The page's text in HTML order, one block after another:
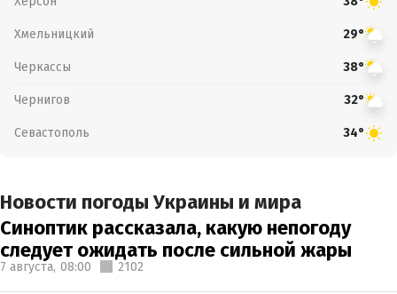
Хмельницкий 29°
Черкассы 38°
Чернигов 32°
Севастополь 34°
Новости погоды Украины и мира
Синоптик рассказала, какую непогоду
следует ожидать после сильной жары
7 августа, 08:00 2102